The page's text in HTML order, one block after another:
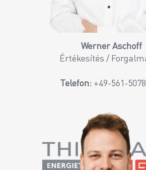
Werner Aschoff
Értékesítés /
Telefon: +49-561-